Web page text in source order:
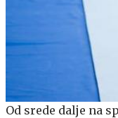
Od srede dalje na